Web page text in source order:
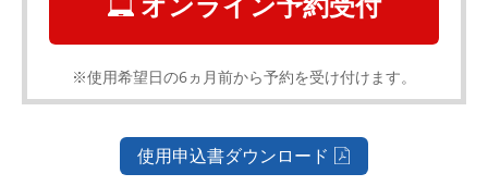
※使用希望日の6ヵ月前から予約を受け付けます。
使用申込書ダウンロード